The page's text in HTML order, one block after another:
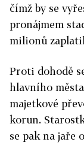
čímž by se
pronájmem
milionů
Proti dohodě
hlavního
majetkové
korun.
se pak na jaře